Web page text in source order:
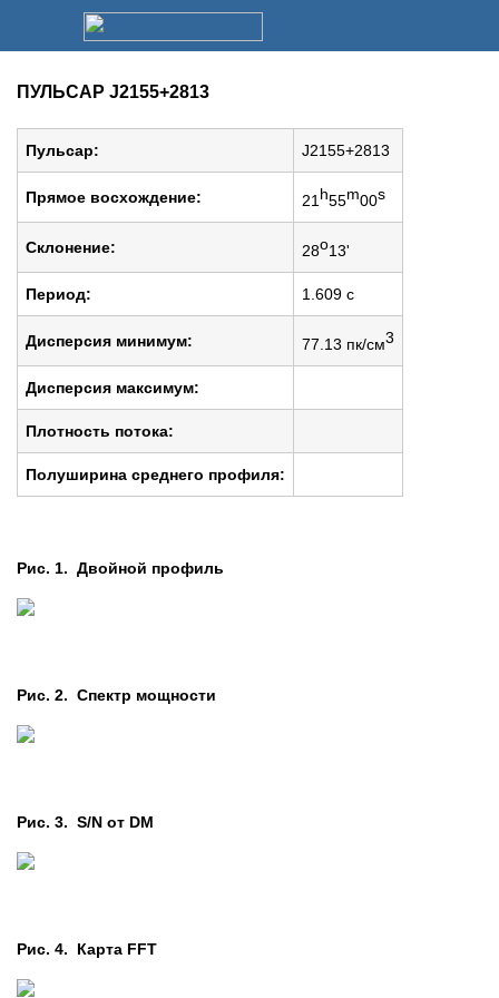
ПУЛЬСАР J2155+2813
Пульсар: J2155+2813
Прямое восхождение: 21 h55m00s
Cклонение: 28o13'
Период: 1.609 c
Дисперсия минимум: 77.13 пк/см3
Дисперсия максимум:
Плотность потока:
Полуширина среднего профиля:
Рис. 1. Двойной профиль
Рис. 2. Cпектр мощности
Рис. 3. S/N от DM
Рис. 4. Карта FFT